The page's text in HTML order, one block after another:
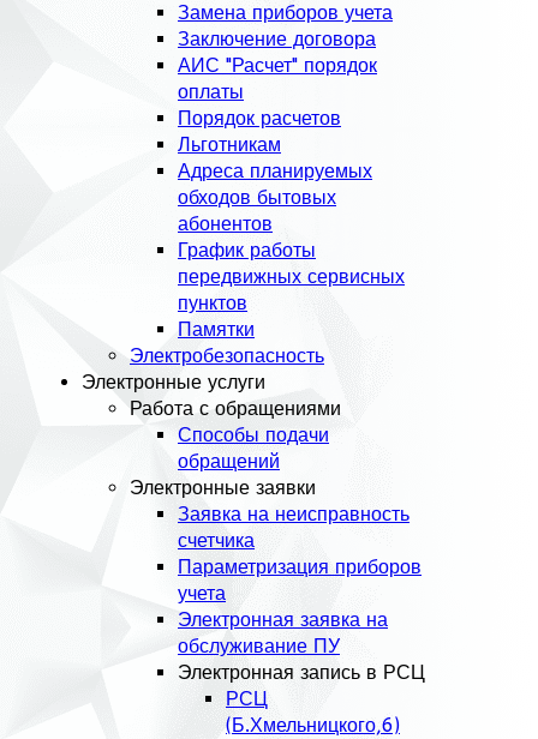
Замена приборов учета
Заключение договора
АИС "Расчет" порядок
оплаты
Порядок расчетов
Льготникам
Адреса планируемых
обходов бытовых
абонентов
График работы
передвижных сервисных
пунктов
Памятки
Электробезопасность
Электронные услуги
Работа с обращениями
Способы подачи
обращений
Электронные заявки
Заявка на неисправность
счетчика
Параметризация приборов
учета
Электронная заявка на
обслуживание ПУ
Электронная запись в РСЦ
РСЦ
(Б.Хмельницкого,6)